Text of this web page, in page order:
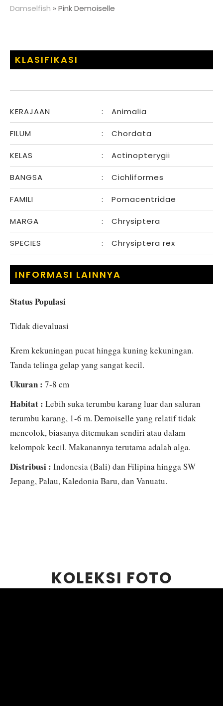
Damselfish » Pink Demoiselle
Krem kekuningan pucat hingga kuning kekuningan.
Tanda telinga gelap yang sangat kecil.
Ukuran : 7-8 cm
Habitat : Lebih suka terumbu karang luar dan saluran
terumbu karang, 1-6 m. Demoiselle yang relatif tidak
mencolok, biasanya ditemukan sendiri atau dalam
kelompok kecil. Makanannya terutama adalah alga.
Distribusi : Indonesia (Bali) dan Filipina hingga SW
Jepang, Palau, Kaledonia Baru, dan Vanuatu.
KLASIFIKASI
KERAJAAN : Animalia
FILUM : Chordata
KELAS : Actinopterygii
BANGSA : Cichliformes
FAMILI : Pomacentridae
MARGA : Chrysiptera
SPECIES : Chrysiptera rex
INFORMASI LAINNYA
Status Populasi
Tidak dievaluasi
KOLEKSI FOTO